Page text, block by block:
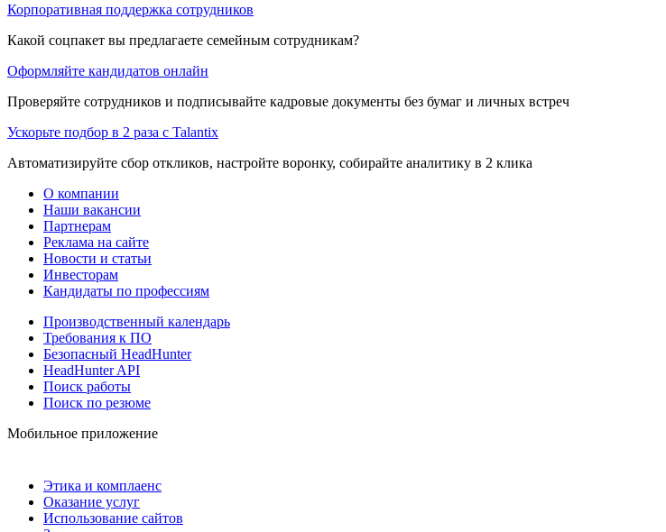
Корпоративная поддержка сотрудников
Какой соцпакет вы предлагаете семейным сотрудникам?
Оформляйте кандидатов онлайн
Проверяйте сотрудников и подписывайте кадровые документы без бумаг и личных встреч
Ускорьте подбор в 2 раза с Talantix
Автоматизируйте сбор откликов, настройте воронку, собирайте аналитику в 2 клика
О компании
Наши вакансии
Партнерам
Реклама на сайте
Новости и статьи
Инвесторам
Кандидаты по профессиям
Производственный календарь
Требования к ПО
Безопасный HeadHunter
HeadHunter API
Поиск работы
Поиск по резюме
Мобильное приложение
Этика и комплаенс
Оказание услуг
Использование сайтов